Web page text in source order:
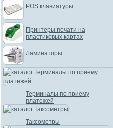
POS клавиатуры
Принтеры печати на
пластиковых картах
Ламинаторы
Терминалы по приему
платежей
Таксометры